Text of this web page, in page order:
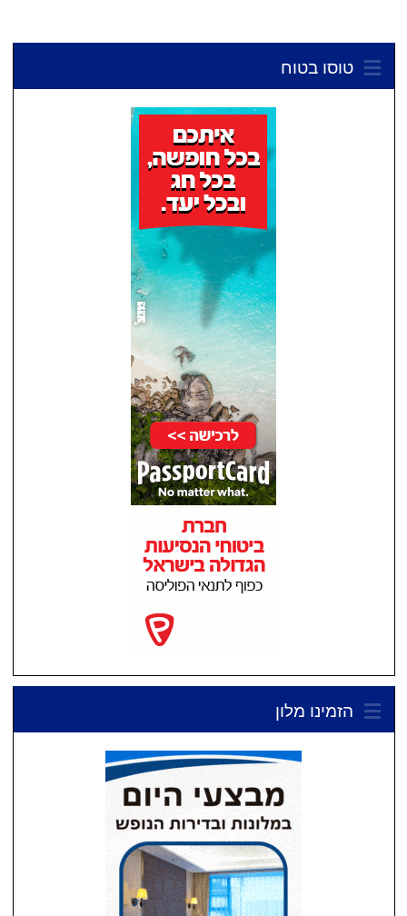
טוסו בטוח
הזמינו מלון